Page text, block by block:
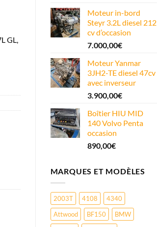
Moteur in-bord
Steyr 3.2L diesel 212
cv d’occasion
7.000,00€
Moteur Yanmar
3JH2-TE diesel 47cv
avec inverseur
3.900,00€
Boîtier HIU MID
140 Volvo Penta
occasion
890,00€
MARQUES ET MODÈLES
2003T 4108
4340
Attwood
BF150
BMW
GL,